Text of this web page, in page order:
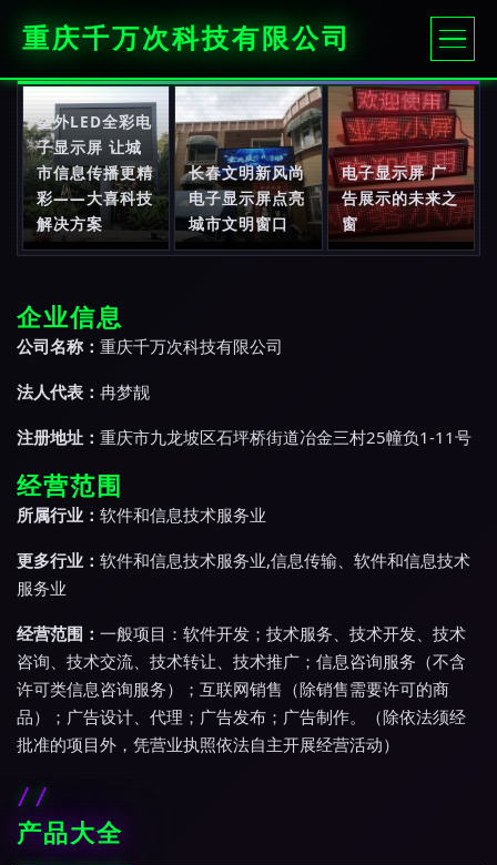
重庆千万次科技有限公司
室外LED全彩电
子显示屏 让城
市信息传播更精
彩——大喜科技
解决方案
长春文明新风尚
电子显示屏点亮
城市文明窗口
电子显示屏 广
告展示的未来之
窗
企业信息
公司名称： 重庆千万次科技有限公司
法人代表： 冉梦靓
注册地址： 重庆市九龙坡区石坪桥街道冶金三村25幢负1-11号
经营范围
所属行业： 软件和信息技术服务业
更多行业： 软件和信息技术服务业,信息传输、软件和信息技术
服务业
经营范围： 一般项目：软件开发；技术服务、技术开发、技术
咨询、技术交流、技术转让、技术推广；信息咨询服务（不含
许可类信息咨询服务）；互联网销售（除销售需要许可的商
品）；广告设计、代理；广告发布；广告制作。（除依法须经
批准的项目外，凭营业执照依法自主开展经营活动）
产品大全